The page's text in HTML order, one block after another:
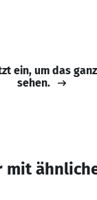
ein, um das
sehen.
mit